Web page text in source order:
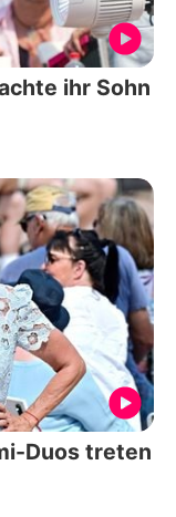
ihr Sohn
Duos treten